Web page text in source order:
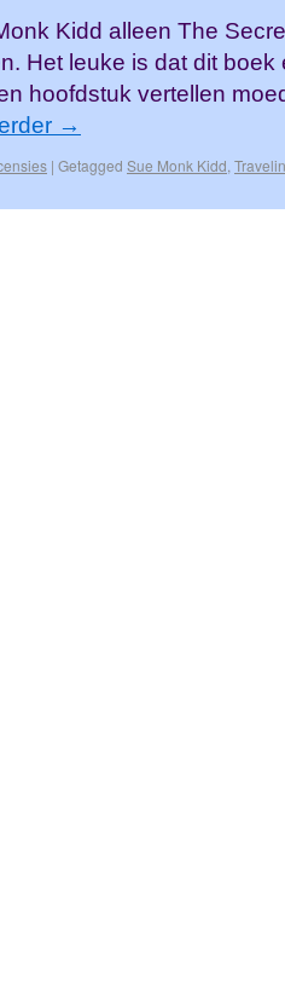
Kidd alleen The
Het leuke is dat dit
hoofdstuk vertellen
→
| Getagged Sue Monk Kidd,